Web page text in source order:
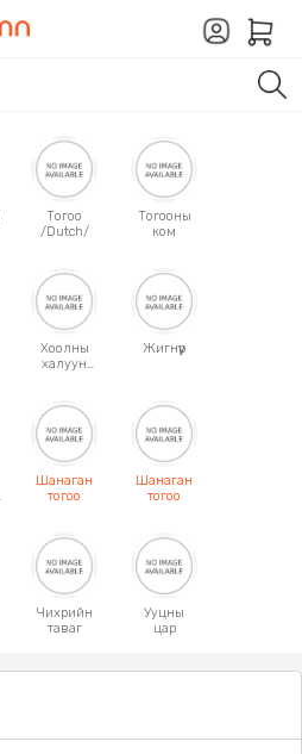
Тогоо
/Dutch/
Тогооны
ком
Хоолны
халуун
Жигнүүр
Шанаган
тогоо
Шанаган
тогоо
Чихрийн
таваг
Ууцны
цар